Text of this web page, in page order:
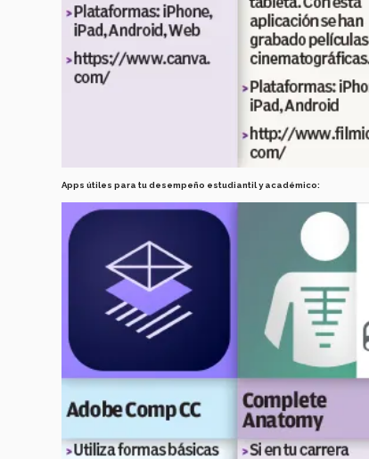
Apps útiles para tu desempeño estudiantil y académico: